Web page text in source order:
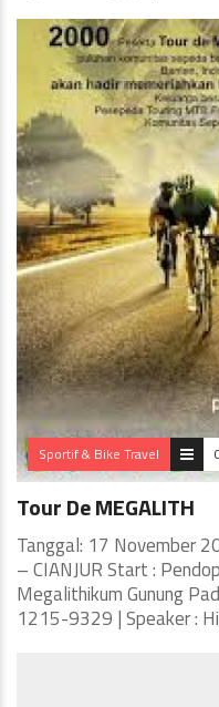
Sportif & Bike Travel
Tour De MEGALITH
Tanggal: 17 November
– CIANJUR Start :
Megalithikum Gunung
1215-9329 | Speaker :